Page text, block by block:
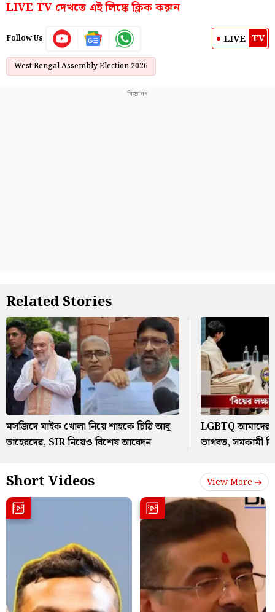
LIVE TV দেখতে এই লিঙ্কে ক্লিক করুন
Follow Us LIVE TV
West Bengal Assembly Election 2026
Related Stories
মসজিদে মাইক খোলা নিয়ে শাহকে চিঠি আবু
তাহেরদের, SIR নিয়েও বিশেষ আবেদন
LGBTQ আমাদের
ভাগবত, সমকামী
Short Videos View More